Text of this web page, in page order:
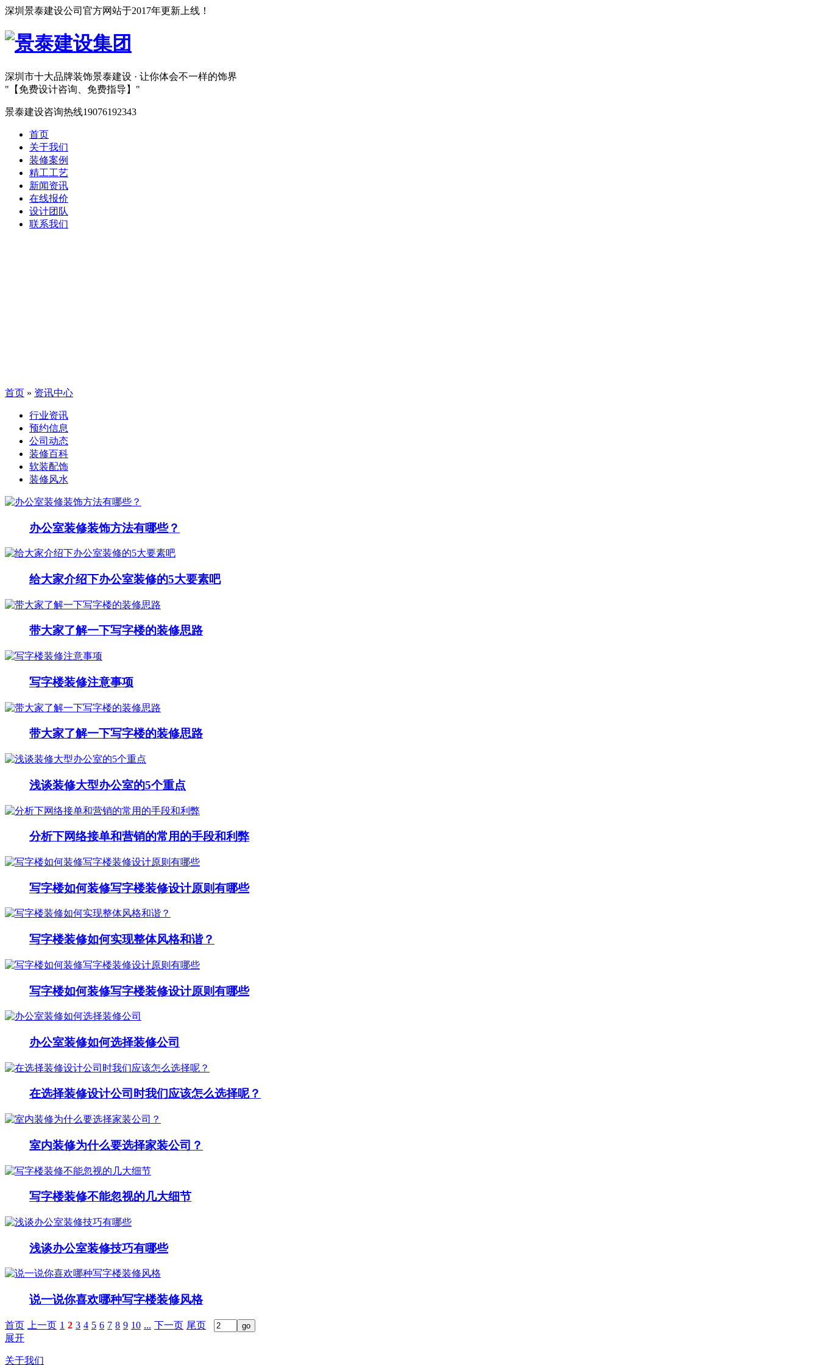
深圳景泰建设公司官方网站于2017年更新上线！
深圳市十大品牌装饰景泰建设 · 让你体会不一样的饰界
【免费设计咨询、免费指导】
景泰建设咨询热线19076192343
首页
关于我们
装修案例
精工工艺
新闻资讯
在线报价
设计团队
联系我们
首页 » 资讯中心
行业资讯
预约信息
公司动态
装修百科
软装配饰
装修风水
办公室装修装饰方法有哪些？
给大家介绍下办公室装修的5大要素吧
带大家了解一下写字楼的装修思路
写字楼装修注意事项
带大家了解一下写字楼的装修思路
浅谈装修大型办公室的5个重点
分析下网络接单和营销的常用的手段和利弊
写字楼如何装修写字楼装修设计原则有哪些
写字楼装修如何实现整体风格和谐？
写字楼如何装修写字楼装修设计原则有哪些
办公室装修如何选择装修公司
在选择装修设计公司时我们应该怎么选择呢？
室内装修为什么要选择家装公司？
写字楼装修不能忽视的几大细节
浅谈办公室装修技巧有哪些
说一说你喜欢哪种写字楼装修风格
首页 上一页 1 2 3 4 5 6 7 8 9 10 ... 下一页 尾页
展开
关于我们